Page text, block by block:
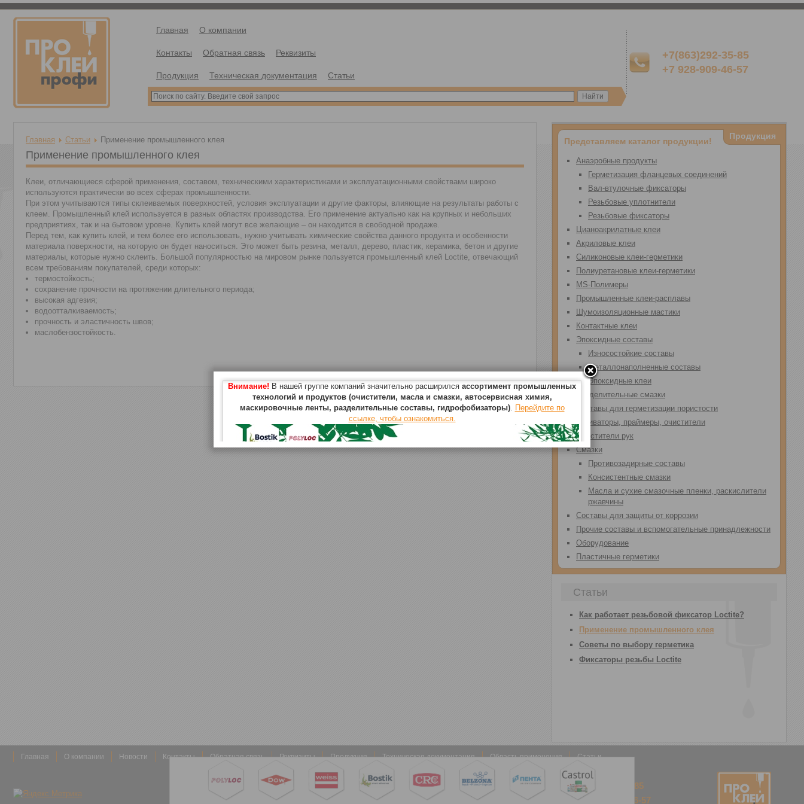
Главная О компании
Контакты Обратная связь Реквизиты
Продукция Техническая документация Статьи
+7(863)292-35-85
+7 928-909-46-57
Главная Статьи Применение промышленного клея
Применение промышленного клея
Клеи, отличающиеся сферой применения, составом, техническими характеристиками и эксплуатационными свойствами широко
используются практически во всех сферах промышленности.
При этом учитываются типы склеиваемых поверхностей, условия эксплуатации и другие факторы, влияющие на результаты работы с
клеем. Промышленный клей используется в разных областях производства. Его применение актуально как на крупных и небольших
предприятиях, так и на бытовом уровне. Купить клей могут все желающие – он находится в свободной продаже.
Перед тем, как купить клей, и тем более его использовать, нужно учитывать химические свойства данного продукта и особенности
материала поверхности, на которую он будет наноситься. Это может быть резина, металл, дерево, пластик, керамика, бетон и другие
материалы, которые нужно склеить. Большой популярностью на мировом рынке пользуется промышленный клей Loctite, отвечающий
всем требованиям покупателей, среди которых:
термостойкость;
сохранение прочности на протяжении длительного периода;
высокая адгезия;
водоотталкиваемость;
прочность и эластичность швов;
маслобензостойкость.
Продукция
Представляем каталог продукции!
Анаэробные продукты
Герметизация фланцевых соединений
Вал-втулочные фиксаторы
Резьбовые уплотнители
Резьбовые фиксаторы
Цианоакрилатные клеи
Акриловые клеи
Силиконовые клеи-герметики
Полиуретановые клеи-герметики
MS-Полимеры
Промышленные клеи-расплавы
Шумоизоляционные мастики
Контактные клеи
Эпоксидные составы
Износостойкие составы
Металлонаполненные составы
Эпоксидные клеи
Разделительные смазки
Составы для герметизации пористости
Активаторы, праймеры, очистители
Очистители рук
Смазки
Противозадирные составы
Консистентные смазки
Масла и сухие смазочные пленки, раскислители
ржавчины
Составы для защиты от коррозии
Прочие составы и вспомогательные принадлежности
Оборудование
Пластичные герметики
Статьи
Как работает резьбовой фиксатор Loctite?
Применение промышленного клея
Советы по выбору герметика
Фиксаторы резьбы Loctite
Главная О компании Новости Контакты Обратная связь Реквизиты Продукция Техническая документация Область применения Статьи
(863) 292-35-85
+7 928-909-46-57
Внимание! В нашей группе компаний значительно расширился ассортимент промышленных
технологий и продуктов (очистители, масла и смазки, автосервисная химия,
маскировочные ленты, разделительные составы, гидрофобизаторы). Перейдите по
ссылке, чтобы ознакомиться.